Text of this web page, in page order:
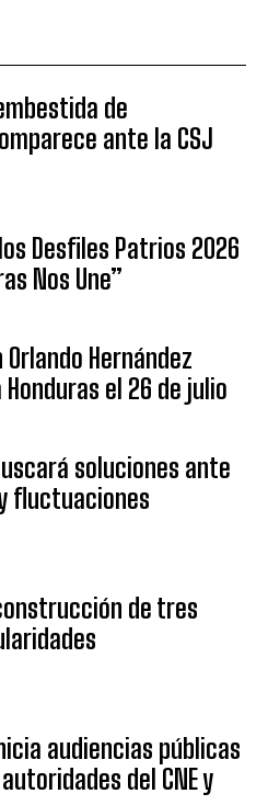
de
ante la CSJ
Desfiles Patrios 2026
Nos Une”
Hernández
el 26 de julio
soluciones ante
fluctuaciones
de tres
audiencias públicas
del CNE y